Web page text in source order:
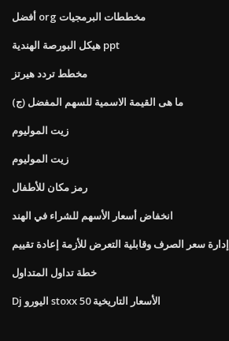
أفضل org مخططات البرمجيات
هيكل البورصة الهندية ppt
مخطط تردد هيرتز
(ج) ما هى القيمة الاسمية للسهم المفضل
زيت الموليوم
زيت الموليوم
رمز مكان للأطفال
انخفاض أسعار الأسهم للشراء في الهند
إدارة سعر الصرف وقابلية التعرض للأزمة إعادة تقييم
خطة تداول المتداول
Dj اليورو stoxx 50 الأسعار التاريخية